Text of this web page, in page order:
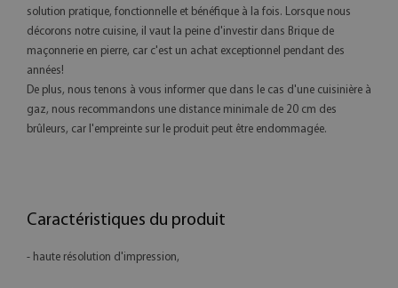
solution pratique, fonctionnelle et bénéfique à la fois. Lorsque nous
décorons notre cuisine, il vaut la peine d'investir dans Brique de
maçonnerie en pierre, car c'est un achat exceptionnel pendant des
années!
De plus, nous tenons à vous informer que dans le cas d'une cuisinière à
gaz, nous recommandons une distance minimale de 20 cm des
brûleurs, car l'empreinte sur le produit peut être endommagée.
Caractéristiques du produit
- haute résolution d'impression,